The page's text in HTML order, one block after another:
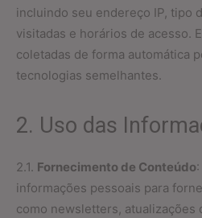
incluindo seu endereço IP, tipo
visitadas e horários de acesso.
coletadas de forma automática
tecnologias semelhantes.
2. Uso das
2.1. Fornecimento de Conteúdo
informações pessoais para
como newsletters, atualizações